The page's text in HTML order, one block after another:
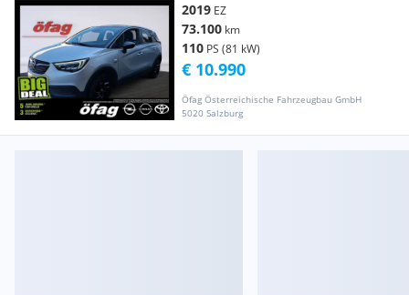
2019 EZ
73.100 km
110 PS (81 kW)
Öfag Österreichische Fahrzeugbau GmbH
5020 Salzburg
€ 10.990